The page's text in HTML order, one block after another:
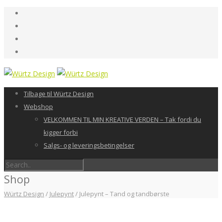
Tilbage til Würtz Design
Webshop
VELKOMMEN TIL MIN KREATIVE VERDEN – Tak fordi du
kigger forbi
Salgs- og leveringsbetingelser
Shop
Würtz Design / Julepynt/ Julepynt – Tand og tandbørste